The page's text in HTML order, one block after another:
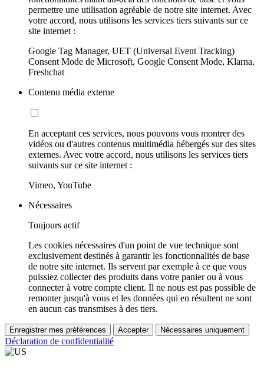
permettre une utilisation agréable de notre site internet. Avec
votre accord, nous utilisons les services tiers suivants sur ce
site internet :
Google Tag Manager, UET (Universal Event Tracking)
Consent Mode de Microsoft, Google Consent Mode, Klarna,
Freshchat
Contenu média externe
En acceptant ces services, nous pouvons vous montrer des
vidéos ou d'autres contenus multimédia hébergés sur des sites
externes. Avec votre accord, nous utilisons les services tiers
suivants sur ce site internet :
Vimeo, YouTube
Nécessaires
Toujours actif
Les cookies nécessaires d'un point de vue technique sont
exclusivement destinés à garantir les fonctionnalités de base
de notre site internet. Ils servent par exemple à ce que vous
puissiez collecter des produits dans votre panier ou à vous
connecter à votre compte client. Il ne nous est pas possible de
remonter jusqu'à vous et les données qui en résultent ne sont
en aucun cas transmises à des tiers.
Enregistrer mes préférences Accepter Nécessaires uniquement
Déclaration de confidentialité